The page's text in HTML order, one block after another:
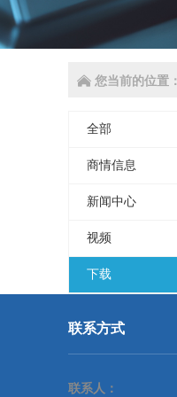
您当前的位置：
全部
商情信息
新闻中心
视频
下载
联系方式
联系人：